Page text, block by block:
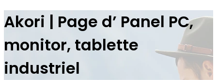
Akori | Page d’ Panel PC,
monitor, tablette
industriel